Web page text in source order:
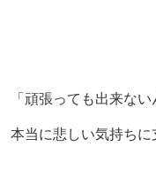
「頑張っても出来な
本当に悲しい気持ちに